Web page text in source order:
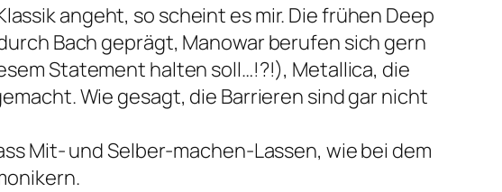
angeht, so scheint es mir. Die frühen Deep
Bach geprägt, Manowar berufen sich gern
Statement halten soll…!?!), Metallica, die
Wie gesagt, die Barrieren sind gar nicht
Mit- und Selber-machen-Lassen, wie bei dem